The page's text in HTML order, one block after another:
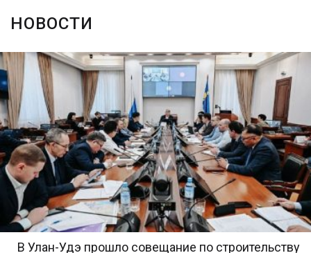
НОВОСТИ
В Улан-Удэ прошло совещание по строительству